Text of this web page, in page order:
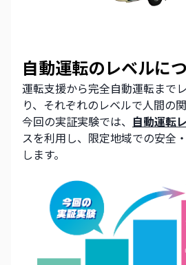
自動運転のレベルに
運転支援から完全自動運転まで
り、それぞれのレベルで人間の
今回の実証実験では、 自動運転
スを利用し、限定地域での安全
します。